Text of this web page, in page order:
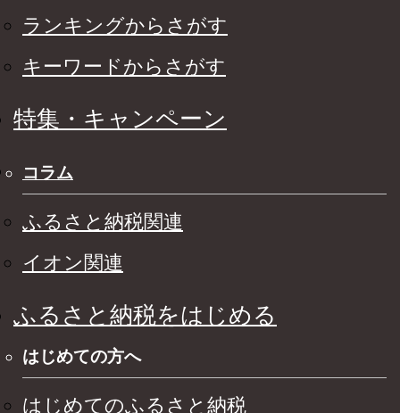
ランキングからさがす
キーワードからさがす
特集・キャンペーン
コラム
ふるさと納税関連
イオン関連
ふるさと納税をはじめる
はじめての方へ
はじめてのふるさと納税